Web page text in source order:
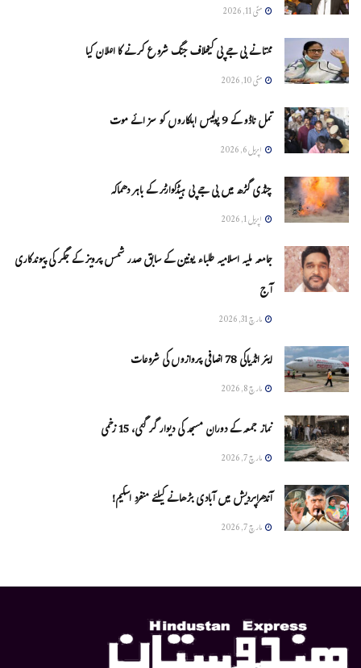
مئی 11, 2026
ممتا نے بی جے پی کیخلاف جنگ شروع کرنے کا اعلان کیا
مئی 10, 2026
تمل ناڈو کے 9 پولیس اہلکاروں کو سزائے موت
اپریل 6, 2026
چنڈی گڑھ میں بی جے پی ہیڈکوارٹر کے باہر دھماکہ
اپریل 1, 2026
جامعہ ملیہ اسلامیہ طلباء یونین کے سابق صدر شمس پرویز کے جگر کی پیوندکاری
آج
مارچ 31, 2026
ایئر انڈیاکی 78 اضافی پروازوں کی شروعات
مارچ 8, 2026
نماز جمعہ کے دوران مسجد کی دیوار گر گئی، 15 زخمی
مارچ 7, 2026
آندھراپردیش میں آبادی بڑھانے کیلئے منفرد اسکیم!
مارچ 7, 2026